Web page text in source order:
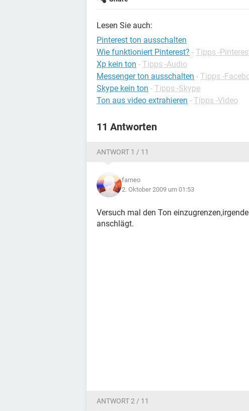
Lesen Sie auch:
Pinterest ton ausschalten
Wie funktioniert Pinterest? - Tipps -
Xp kein ton - Tipps -Audio
Messenger ton ausschalten - Tipps -
Skype kein ton - Tipps -Skype
Ton aus video extrahieren - Tipps -Video
11 Antworten
ANTWORT 1 / 11
fameo
2. Oktober 2009 um 01:53
Versuch mal den Ton
anschlägt.
ANTWORT 2 / 11